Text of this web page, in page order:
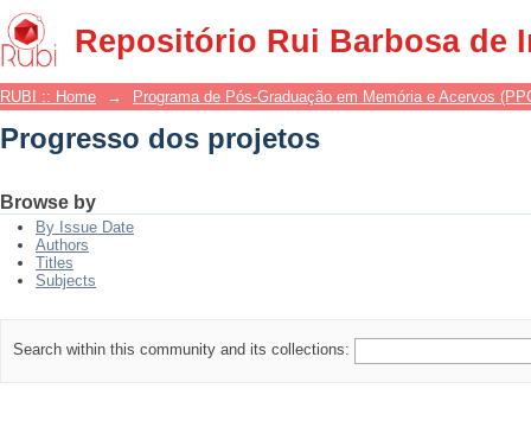
Repositório Rui Barbosa de
Progresso dos projetos
RUBI :: Home → Programa de Pós-Graduação em Memória e Acervos
Progresso dos projetos
Browse by
By Issue Date
Authors
Titles
Subjects
Search within this community and its collections: